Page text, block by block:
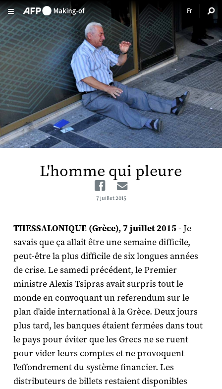
Aller au contenu principal
L'homme qui pleure
Facebook
Email
7 juillet 2015
THESSALONIQUE (Grèce), 7 juillet 2015- Je
savais que ça allait être une semaine difficile,
peut-être la plus difficile de six longues années
de crise. Le samedi précédent, le Premier
ministre Alexis Tsipras avait surpris tout le
monde en convoquant un referendum sur le
plan d'aide international à la Grèce. Deux jours
plus tard, les banques étaient fermées dans tout
le pays pour éviter que les Grecs ne se ruent
pour vider leurs comptes et ne provoquent
l'effondrement du système financier. Les
distributeurs de billets restaient disponibles